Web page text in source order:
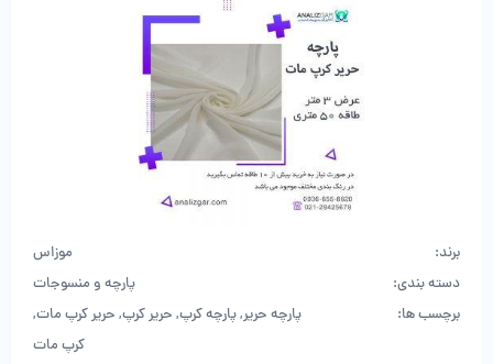
برند:
موزاس
دسته بندی:
پارچه و منسوجات
برچسب ها:
پارچه حریر,پارچه کرپ, حریر کرپ, حریر کرپ مات,
کرپ مات